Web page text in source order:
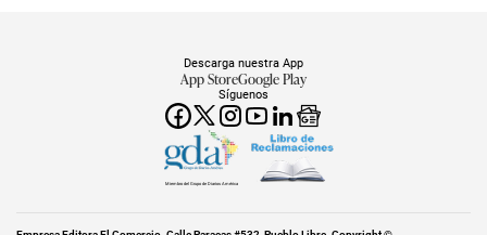
Síguenos
Descarga nuestra App
App StoreGoogle Play
Miembro del Grupo de Diarios América